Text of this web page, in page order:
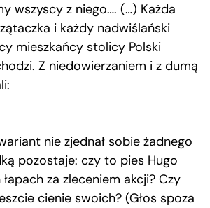
wszyscy z niego…. (…) Każda
i każdy nadwiślański
mieszkańcy stolicy Polski
Z niedowierzaniem i z dumą
nie zjednał sobie żadnego
pozostaje: czy to pies Hugo
za zleceniem akcji? Czy
cienie swoich? (Głos spoza